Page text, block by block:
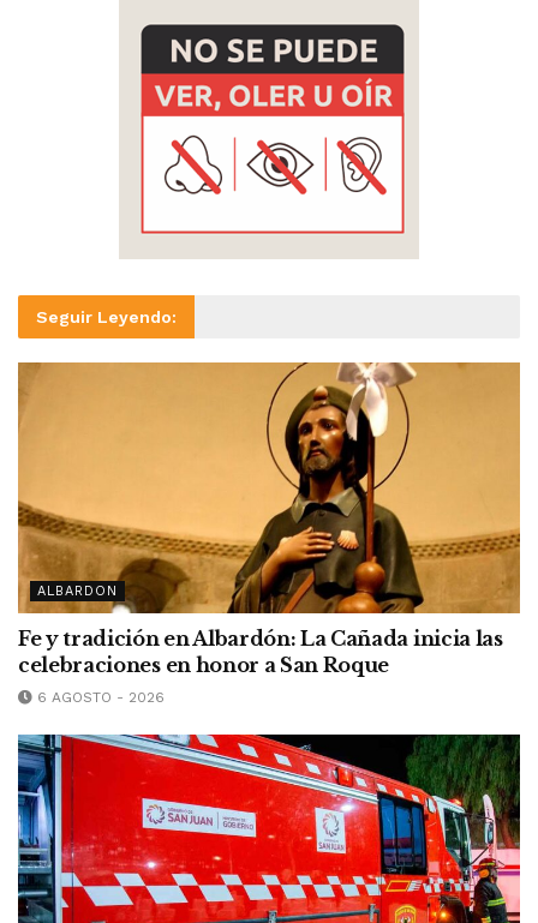
Seguir Leyendo:
ALBARDON
Fe y tradición en Albardón: La Cañada inicia las
celebraciones en honor a San Roque
6 AGOSTO - 2026